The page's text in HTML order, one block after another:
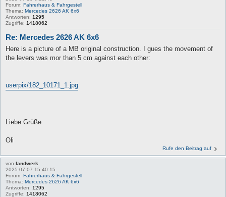
Forum: Fahrerhaus & Fahrgestell
Thema: Mercedes 2626 AK 6x6
Antworten: 1295
Zugriffe: 1418062
Re: Mercedes 2626 AK 6x6
Here is a picture of a MB original construction. I gues the movement of
the levers was mor than 5 cm against each other:
userpix/182_10171_1.jpg
Liebe Grüße
Oli
Rufe den Beitrag auf
von landwerk
2025-07-07 15:40:15
Forum: Fahrerhaus & Fahrgestell
Thema: Mercedes 2626 AK 6x6
Antworten: 1295
Zugriffe: 1418062